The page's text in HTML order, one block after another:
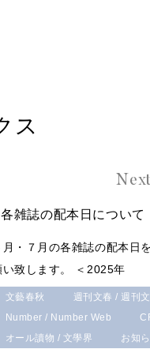
ス
各雑誌の配本日について
月・７月の各雑誌の配本日
い致します。 ＜2025年
文藝春秋
週刊文春 / 週刊
Number / Number Web
オール讀物 / 文學界
お知